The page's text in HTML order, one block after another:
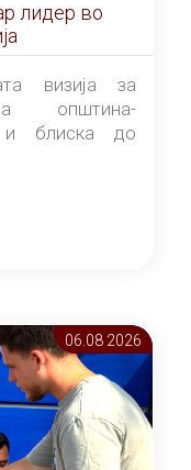
лидер во
визија за
општина-
и блиска до
06.08 2026